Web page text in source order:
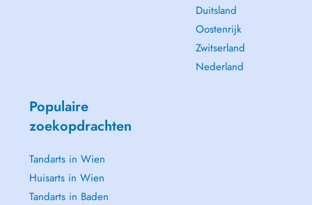
Duitsland
Oostenrijk
Zwitserland
Nederland
Populaire
zoekopdrachten
Tandarts in Wien
Huisarts in Wien
Tandarts in Baden